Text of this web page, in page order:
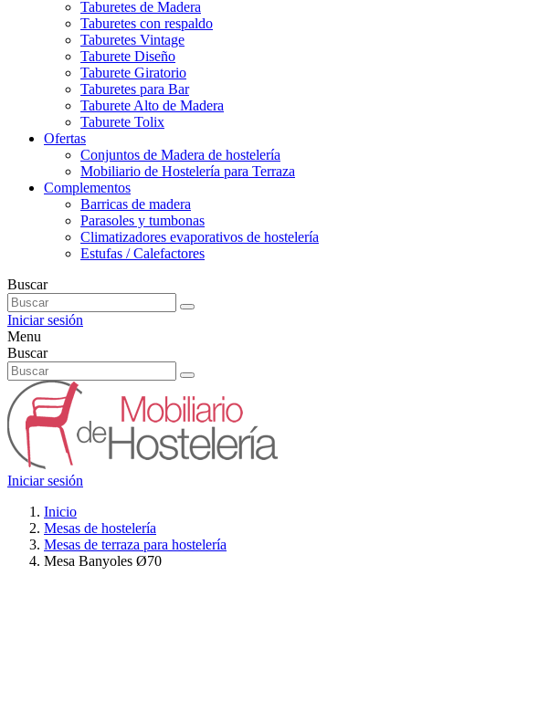
Taburetes de Madera
Taburetes con respaldo
Taburetes Vintage
Taburete Diseño
Taburete Giratorio
Taburetes para Bar
Taburete Alto de Madera
Taburete Tolix
Ofertas
Conjuntos de Madera de hostelería
Mobiliario de Hostelería para Terraza
Complementos
Barricas de madera
Parasoles y tumbonas
Climatizadores evaporativos de hostelería
Estufas / Calefactores
Buscar
Iniciar sesión
Menu
Buscar
Iniciar sesión
Inicio
Mesas de hostelería
Mesas de terraza para hostelería
Mesa Banyoles Ø70